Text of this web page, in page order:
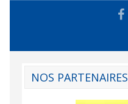
NOS PARTENAIRES